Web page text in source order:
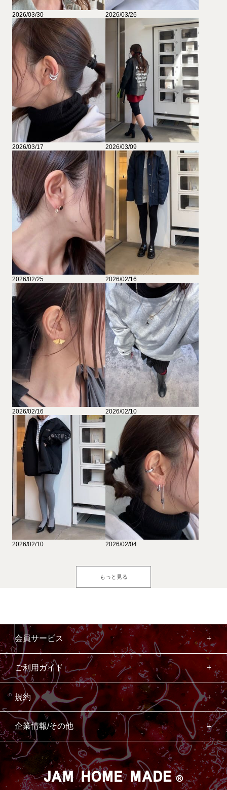
2026/03/30 2026/03/26
2026/03/17 2026/03/09
2026/02/25 2026/02/16
2026/02/16 2026/02/10
2026/02/10 2026/02/04
もっと見る
会員サービス
ご利用ガイド
規約
企業情報/その他